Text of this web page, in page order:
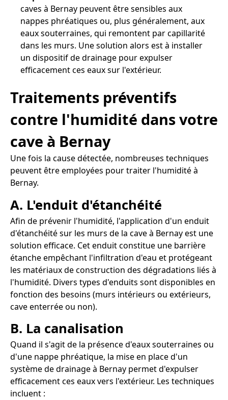
caves à Bernay peuvent être sensibles aux
nappes phréatiques ou, plus généralement, aux
eaux souterraines, qui remontent par capillarité
dans les murs. Une solution alors est à installer
un dispositif de drainage pour expulser
efficacement ces eaux sur l'extérieur.
Traitements préventifs
contre l'humidité dans votre
cave à Bernay
Une fois la cause détectée, nombreuses techniques
peuvent être employées pour traiter l'humidité à
Bernay.
A. L'enduit d'étanchéité
Afin de prévenir l'humidité, l'application d'un enduit
d'étanchéité sur les murs de la cave à Bernay est une
solution efficace. Cet enduit constitue une barrière
étanche empêchant l'infiltration d'eau et protégeant
les matériaux de construction des dégradations liés à
l'humidité. Divers types d'enduits sont disponibles en
fonction des besoins (murs intérieurs ou extérieurs,
cave enterrée ou non).
B. La canalisation
Quand il s'agit de la présence d'eaux souterraines ou
d'une nappe phréatique, la mise en place d'un
système de drainage à Bernay permet d'expulser
efficacement ces eaux vers l'extérieur. Les techniques
incluent :